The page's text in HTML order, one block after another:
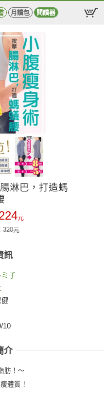
月讀包 閱讀器
淋巴，打造螞
元
320元
訊
子
10
介
肪！～
體質！